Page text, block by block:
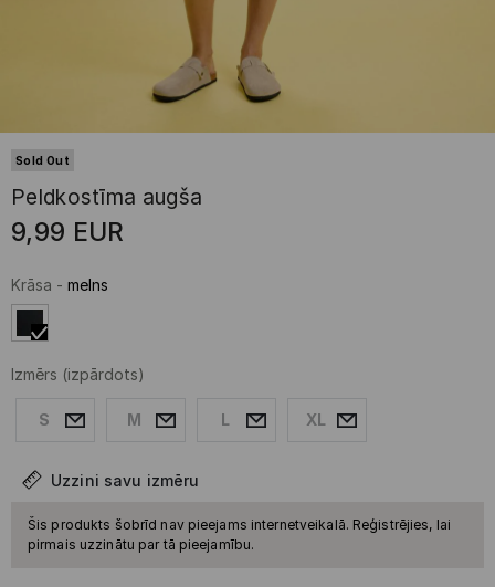
Sold Out
Peldkostīma augša
9,99 EUR
Krāsa - melns
Izmērs (izpārdots)
S M L XL
Uzzini savu izmēru
Šis produkts šobrīd nav pieejams internetveikalā. Reģistrējies, lai
pirmais uzzinātu par tā pieejamību.